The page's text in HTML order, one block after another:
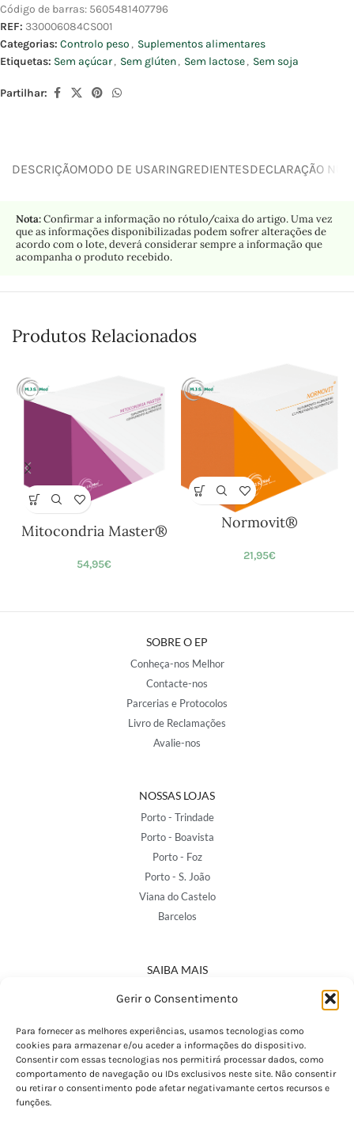
Gerir o Consentimento
Para fornecer as melhores experiências, usamos tecnologias como
cookies para armazenar e/ou aceder a informações do dispositivo.
Consentir com essas tecnologias nos permitirá processar dados, como
comportamento de navegação ou IDs exclusivos neste site. Não consentir
ou retirar o consentimento pode afetar negativamante certos recursos e
funções.
Código de barras: 5605481407796
REF: 330006084CS001
Categorias: Controlo peso , Suplementos alimentares
Etiquetas: Sem açúcar, Sem glúten, Sem lactose, Sem soja
Partilhar:
DESCRIÇÃOMODO DE USARINGREDIENTESDECLARAÇÃO
Nota:Confirmar a informação no rótulo/caixa do artigo. Uma vez
que as informações disponibilizadas podem sofrer alterações de
acordo com o lote, deverá considerar sempre a informação que
acompanha o produto recebido.
Produtos Relacionados
Mitocondria Master®
54,95€
Normovit®
21,95€
SOBRE O EP
Conheça-nos Melhor
Contacte-nos
Parcerias e Protocolos
Livro de Reclamações
Avalie-nos
NOSSAS LOJAS
Porto - Trindade
Porto - Boavista
Porto - Foz
Porto - S. João
Viana do Castelo
Barcelos
SAIBA MAIS
Política de Privacidade
Termos e Condições
Perguntas Frequentes
Custos de Envio
Encomendas Internacionais